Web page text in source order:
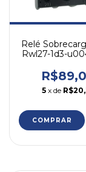
Relé
Rwl27-1d3-
5 x de
COMPRAR